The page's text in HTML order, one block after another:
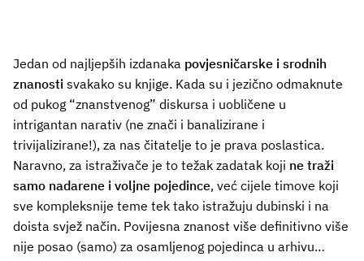
Jedan od najljepših izdanaka povjesničarske i srodnih
znanosti svakako su knjige. Kada su i jezično odmaknute
od pukog “znanstvenog” diskursa i uobličene u
intrigantan narativ (ne znači i banalizirane i
trivijalizirane!), za nas čitatelje to je prava poslastica.
Naravno, za istraživače je to težak zadatak koji ne traži
samo nadarene i voljne pojedince, već cijele timove koji
sve kompleksnije teme tek tako istražuju dubinski i na
doista svjež način. Povijesna znanost više definitivno više
nije posao (samo) za osamljenog pojedinca u arhivu…